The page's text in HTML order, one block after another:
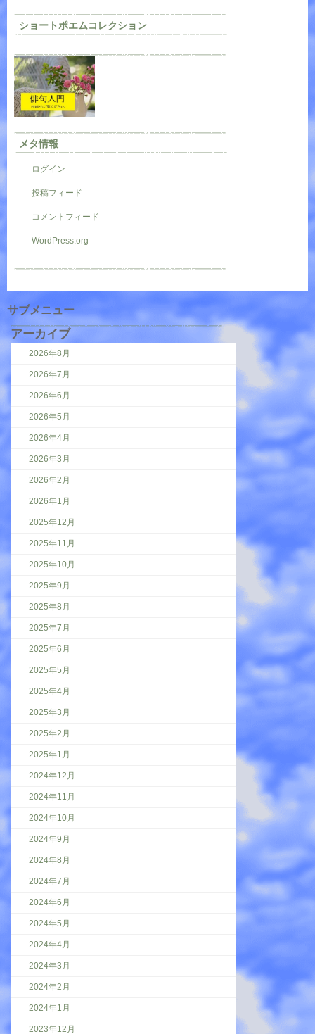
ショートポエムコレクション
メタ情報
ログイン
投稿フィード
コメントフィード
WordPress.org
サブメニュー
アーカイブ
2026年8月
2026年7月
2026年6月
2026年5月
2026年4月
2026年3月
2026年2月
2026年1月
2025年12月
2025年11月
2025年10月
2025年9月
2025年8月
2025年7月
2025年6月
2025年5月
2025年4月
2025年3月
2025年2月
2025年1月
2024年12月
2024年11月
2024年10月
2024年9月
2024年8月
2024年7月
2024年6月
2024年5月
2024年4月
2024年3月
2024年2月
2024年1月
2023年12月